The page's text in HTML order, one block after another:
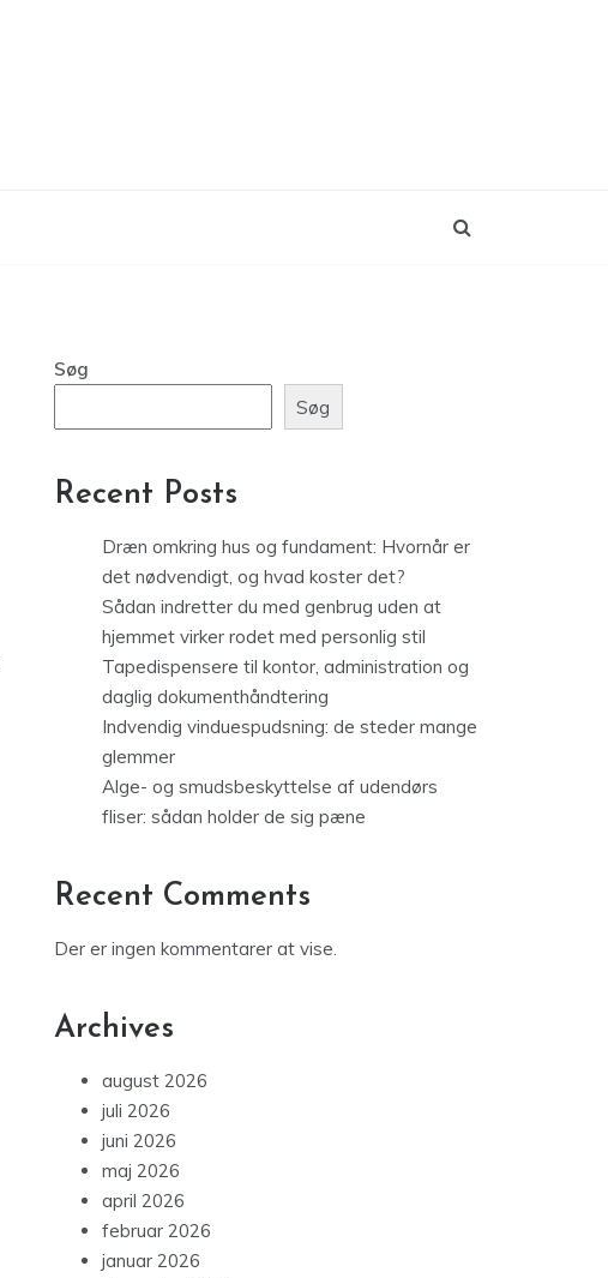
Søg
Søg
Recent Posts
Dræn omkring hus og fundament: Hvornår er
det nødvendigt, og hvad koster det?
Sådan indretter du med genbrug uden at
hjemmet virker rodet med personlig stil
Tapedispensere til kontor, administration og
daglig dokumenthåndtering
Indvendig vinduespudsning: de steder mange
glemmer
Alge- og smudsbeskyttelse af udendørs
fliser: sådan holder de sig pæne
Recent Comments
Der er ingen kommentarer at vise.
Archives
august 2026
juli 2026
juni 2026
maj 2026
april 2026
februar 2026
januar 2026